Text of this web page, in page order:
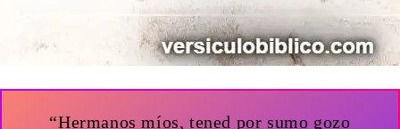
“Hermanos míos, tened por sumo gozo